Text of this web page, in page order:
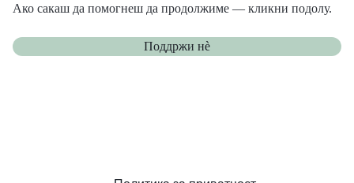
Ако сакаш да помогнеш да продолжиме — кликни подолу.
Поддржи нѐ